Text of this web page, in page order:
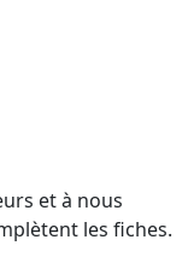
et à nous
les fiches.